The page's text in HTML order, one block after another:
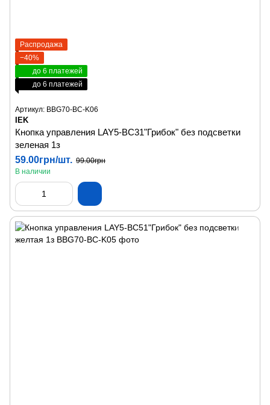
Распродажа
−40%
до 6 платежей
до 6 платежей
Артикул: BBG70-BC-K06
IEK
Кнопка управления LAY5-BC31"Грибок" без подсветки
зеленая 1з
59.00грн/шт. 99.00грн
В наличии